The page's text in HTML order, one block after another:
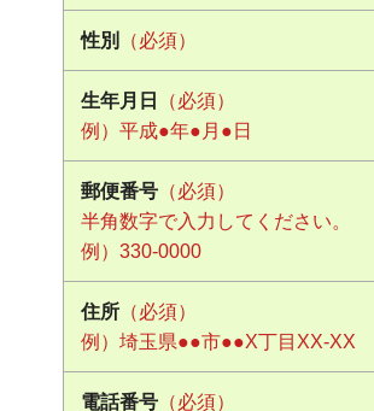
性別 （必須）
生年月日
（必須）
例）平成●年●月●日
郵便番号 （必須）
半角数字で入力してください。
例）330-0000
住所 （必須）
例）埼玉県●●市●●X丁目XX-XX
電話番号 （必須）